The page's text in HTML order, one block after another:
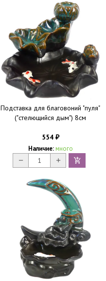
Подставка для благовоний "пуля"
("стелющийся дым") 8см
554 ₽
Наличие: много